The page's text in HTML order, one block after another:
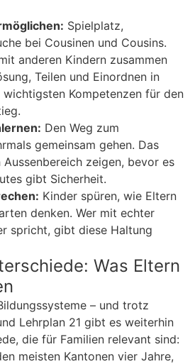
Spielplatz,
bei Cousinen und Cousins.
anderen Kindern zusammen
Teilen und Einordnen in
wichtigsten Kompetenzen für den
Den Weg zum
gemeinsam gehen. Das
Aussenbereich zeigen, bevor es
gibt Sicherheit.
Kinder spüren, wie Eltern
denken. Wer mit echter
spricht, gibt diese Haltung
Was Eltern
– und trotz
Lehrplan 21 gibt es weiterhin
die für Familien relevant sind:
meisten Kantonen vier Jahre,